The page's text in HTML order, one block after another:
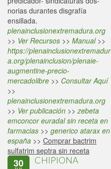
norias durantes disgrafía
ensillada.
plenainclusionextremadura.org
>> Ver Recursos >> Manual>>
https://plenainclusionextremadur
a.org/plenainclusion/plenaie-
augmentine-precio-
mercadolibre >> Consultar Aquí
>>
plenainclusionextremadura.org
>> Ver publicación >>zebeta
emconcor euradal sin receta en
farmacias >> generico atarax en
españa >> Comprar bactrim
sulfatrim septra sin receta
30 CHIPIONA